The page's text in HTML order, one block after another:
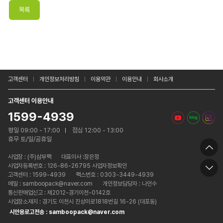
고객센터 개인정보처리방침 이용약관 이용안내 회사소개
고객센터 이용안내
1599-4939
평일 09:00 - 17:00
점심 12:00 - 13:00
휴무 토/일/공휴일
사업장 : (주)삼부팩
대표이사 :장은정
사업자등록번호 : 126-86-26795 사업자정보확인
고객센터 : 1599-4939
팩스번호 : 0303-3449-4939
메일 : samboopack@naver.com
개인정보담당자 : 나인수
통신판매업신고 : 제2012-경기이천-0142호
사업장소재지 : 경기도 이천시 진상미로1818번길 16-26 (대포동)
시안용로고전송 : samboopack@naver.com